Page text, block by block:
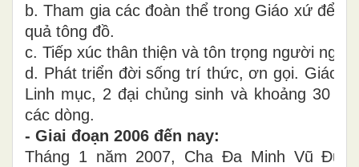
b. Tham gia các đoàn thể trong Giáo xứ để
quả tông đồ.
c. Tiếp xúc thân thiện và tôn trọng người
d. Phát triển đời sống trí thức, ơn gọi. Giáo
Linh mục, 2 đại chủng sinh và khoảng 30 tu
các dòng.
- Giai đoạn 2006 đến nay:
Tháng 1 năm 2007, Cha Đa Minh Vũ Đức